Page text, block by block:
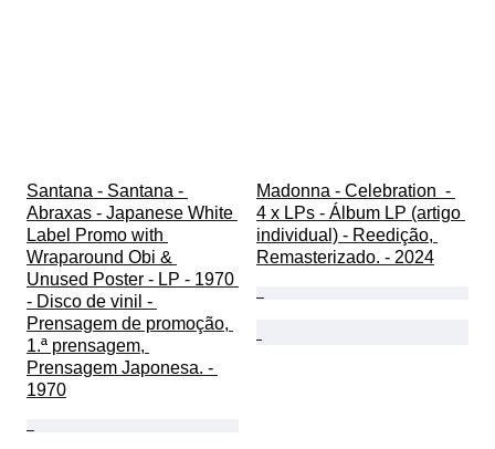
Santana - Santana -
Abraxas - Japanese White
Label Promo with
Wraparound Obi &
Unused Poster - LP - 1970
- Disco de vinil -
Prensagem de promoção,
1.ª prensagem,
Prensagem Japonesa. -
1970
Madonna - Celebration  -
4 x LPs - Álbum LP (artigo
individual) - Reedição,
Remasterizado. - 2024